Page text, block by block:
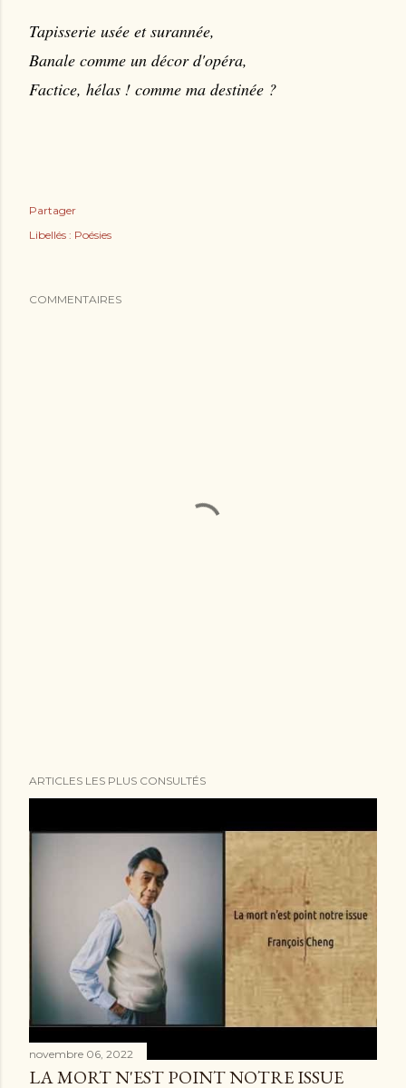
Tapisserie usée et surannée,
Banale comme un décor d'opéra,
Factice, hélas ! comme ma destinée ?
Partager
Libellés : Poésies
COMMENTAIRES
ARTICLES LES PLUS CONSULTÉS
novembre 06, 2022
LA MORT N'EST POINT NOTRE ISSUE